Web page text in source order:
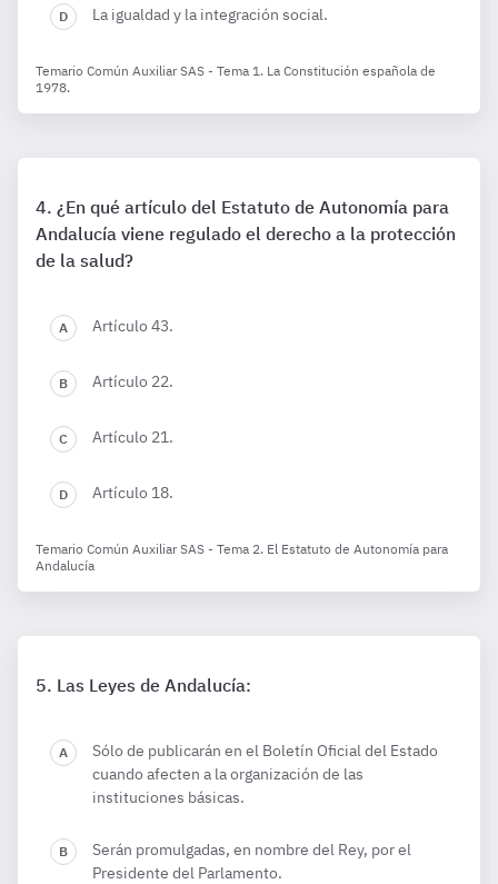
La igualdad y la integración social.
Temario Común Auxiliar SAS - Tema 1. La Constitución española de
1978.
¿En qué artículo del Estatuto de Autonomía para
Andalucía viene regulado el derecho a la protección
de la salud?
Artículo 43.
Artículo 22.
Artículo 21.
Artículo 18.
Temario Común Auxiliar SAS - Tema 2. El Estatuto de Autonomía para
Andalucía
Las Leyes de Andalucía:
Sólo de publicarán en el Boletín Oficial del Estado
cuando afecten a la organización de las
instituciones básicas.
Serán promulgadas, en nombre del Rey, por el
Presidente del Parlamento.